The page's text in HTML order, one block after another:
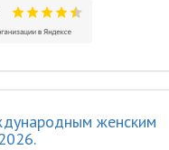
женским